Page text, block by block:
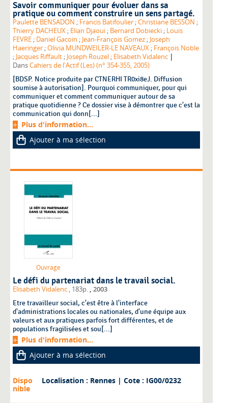
Savoir communiquer pour évoluer dans sa
pratique ou comment construire un sens partagé.
Paulette BENSADON ; Francis Batifoulier ;Christiane BESSON ;
Thierry DACHEUX ; Elian Djaoui ; Bernard Dobiecki ; Louis
FEVRE ; Daniel Gacoin ; Jean-François Gomez ; Joseph
Haeringer ;Olivia MUNDWEILER-LE NAVEAUX ; François Noble
; Jacques Riffault ; Joseph Rouzel ; Elisabeth Vidalenc |
DansCahiers de l'Actif (Les) (n° 354-355, 2005)
[BDSP. Notice produite par CTNERHI TR0xi8eJ. Diffusion
soumise à autorisation]. Pourquoi communiquer, pour qui
communiquer et comment communiquer autour de sa
pratique quotidienne ? Ce dossier vise à démontrer que c'est la
communication qui donn[...]
Plus d'information...
Ajouter à ma sélection
Ouvrage
Le défi du partenariat dans le travail social.
Elisabeth Vidalenc , 183p. , 2003
Etre travailleur social, c'est être à l'interface
d'administrations locales ou nationales, d'une équipe aux
valeurs et aux pratiques parfois fort différentes, et de
populations fragilisées et sou[...]
Plus d'information...
Ajouter à ma sélection
Dispo
nible
Localisation : Rennes | Cote : IG00/0232